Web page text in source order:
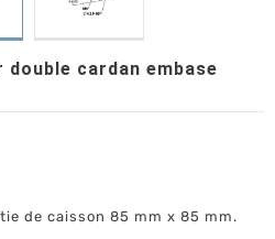
cardan embase
de caisson 85 mm x 85 mm.